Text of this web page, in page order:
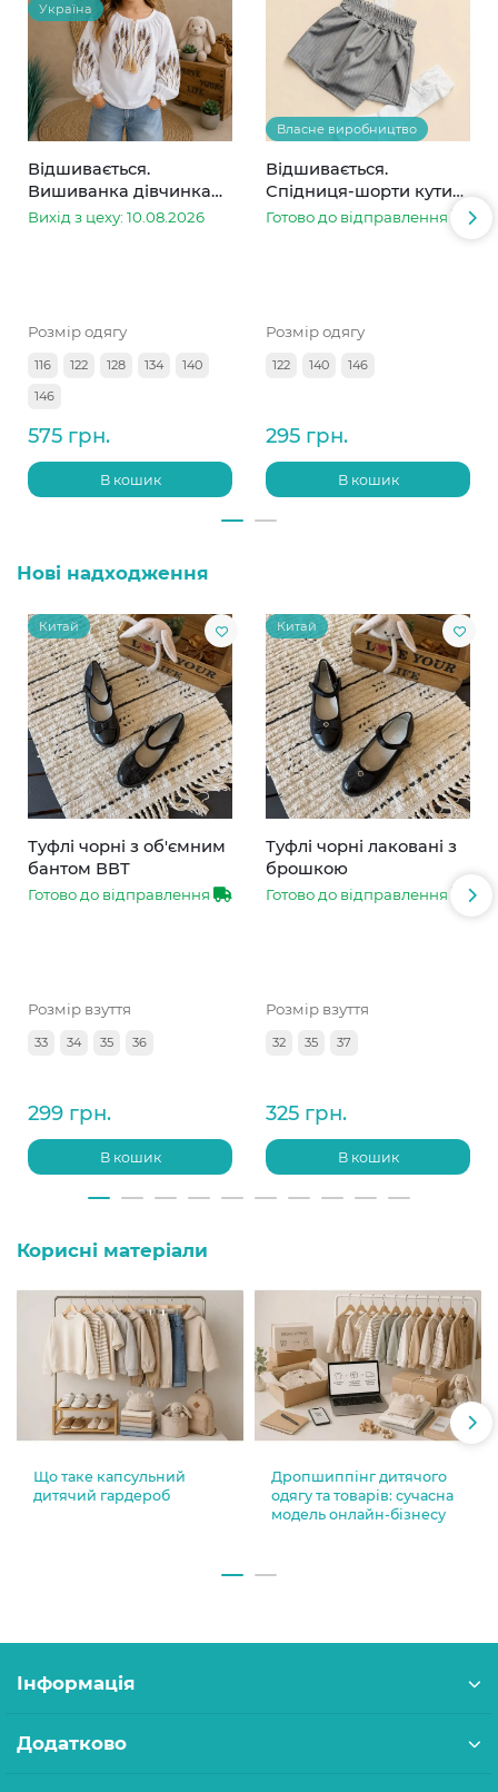
Україна
Відшивається.
Вишиванка дівчинка
колоски
Вихід з цеху: 10.08.2026
Розмір одягу
116 122 128 134
140
146
575 грн.
В кошик
Власне виробництво
Відшивається.
Спідниця-шорти кутик
сіра в смужку
Готово до відправлення
Розмір одягу
122 140 146
295 грн.
В кошик
Нові надходження
Китай
Туфлі чорні з об'ємним
бантом ВВТ
Готово до відправлення
Розмір взуття
33 34 35 36
299 грн.
В кошик
Китай
Туфлі чорні лаковані з
брошкою
Готово до відправлення
Розмір взуття
32 35 37
325 грн.
В кошик
Корисні матеріали
Що таке капсульний
дитячий гардероб
Дропшиппінг дитячого
одягу та товарів: сучасна
модель онлайн-бізнесу
Інформація
Додатково